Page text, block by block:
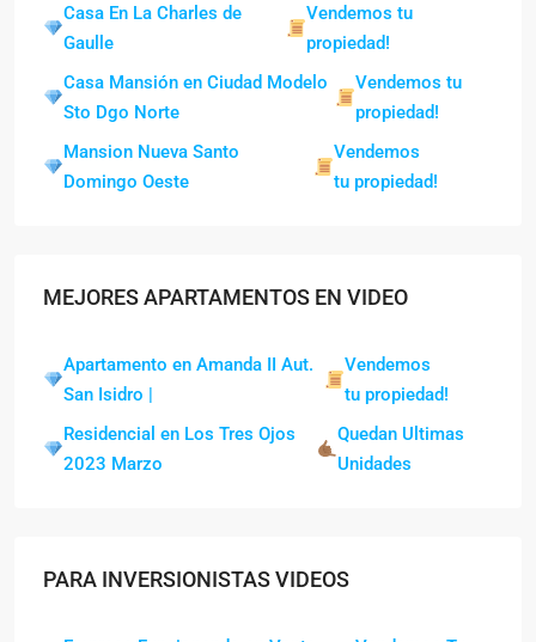
Casa En La Charles de
Gaulle
Vendemos tu
propiedad!
Casa Mansión en Ciudad Modelo
Sto Dgo Norte
Vendemos tu
propiedad!
Mansion Nueva Santo
Domingo Oeste
Vendemos
tu propiedad!
MEJORES APARTAMENTOS EN VIDEO
Apartamento en Amanda II Aut.
San Isidro |
Vendemos
tu propiedad!
Residencial en Los Tres Ojos
2023 Marzo
Quedan Ultimas
Unidades
PARA INVERSIONISTAS VIDEOS